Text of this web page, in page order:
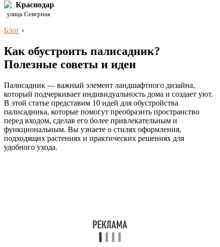
Краснодар
улица Северная
Блог ›
Как обустроить палисадник?
Полезные советы и идеи
Палисадник — важный элемент ландшафтного дизайна,
который подчеркивает индивидуальность дома и создает уют.
В этой статье представим 10 идей для обустройства
палисадника, которые помогут преобразить пространство
перед входом, сделав его более привлекательным и
функциональным. Вы узнаете о стилях оформления,
подходящих растениях и практических решениях для
удобного ухода.